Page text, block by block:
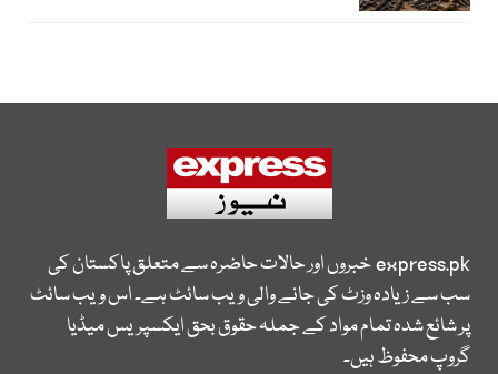
express.pkخبروں اور حالات حاضرہ سے متعلق پاکستان کی
سب سے زیادہ وزٹ کی جانے والی ویب سائٹ ہے۔ اس ویب سائٹ
پر شائع شدہ تمام مواد کے جملہ حقوق بحق ایکسپریس میڈیا
گروپ محفوظ ہیں۔